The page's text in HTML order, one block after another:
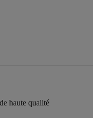
haute qualité